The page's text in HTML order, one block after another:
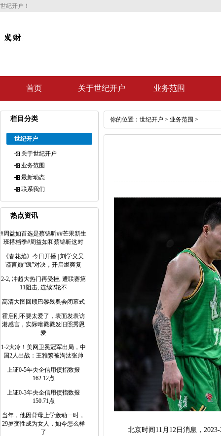
世纪开户！
首页 关于世纪开户 业务范围
栏目分类
世纪开户
关于世纪开户
业务范围
最新动态
联系我们
热点资讯
#周益如首选是蔡锦昕##芒果新生
班搭档季#周益如和蔡锦昕这对
《春花焰》今日开播 | 刘学义吴
谨言巅“疯”对决，开启燃爽复
2-2, 冲超大热门再受挫, 遭联赛第
11阻击, 连续2轮不
高清大图回顾巴黎残奥会闭幕式
霍启刚不要太爱了，表面发表访
港感言，实际暗戳戳发旧照秀恩
爱
1-2大冷！美网卫冕冠军出局，中
国2人出战：王雅繁被淘汰张帅
上证0-5年央企信用债指数报
162.12点
上证0-3年央企信用债指数报
150.71点
当年，他因背母上学轰动一时，
29岁变性成为女人，如今怎么样
了
你的位置： 世纪开户 > 业务范围 >
北京时间11月12日消息，2023-